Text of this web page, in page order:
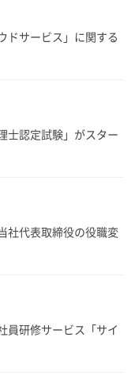
ドサービス」に関する
士認定試験」がスター
社代表取締役の役職変
員研修サービス「サイ